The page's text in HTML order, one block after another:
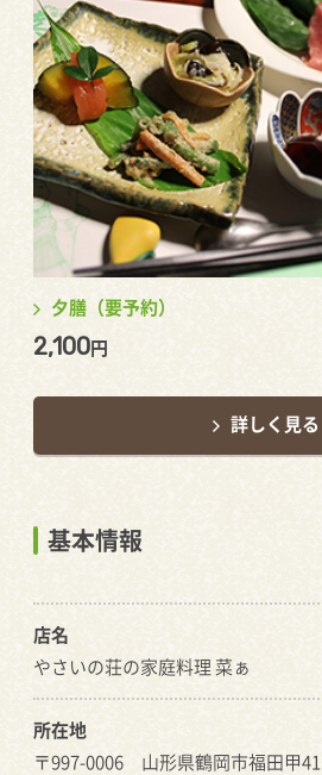
夕膳（要予約）
2,100円
詳しく見る
基本情報
店名
やさいの荘の家庭料理 菜ぁ
所在地
〒997-0006 山形県鶴岡市福田甲41